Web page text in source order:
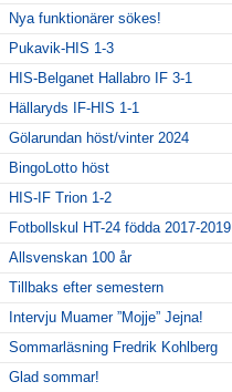
Nya funktionärer sökes!
Pukavik-HIS 1-3
HIS-Belganet Hallabro IF 3-1
Hällaryds IF-HIS 1-1
Gölarundan höst/vinter 2024
BingoLotto höst
HIS-IF Trion 1-2
Fotbollskul HT-24 födda 2017-2019
Allsvenskan 100 år
Tillbaks efter semestern
Intervju Muamer ”Mojje” Jejna!
Sommarläsning Fredrik Kohlberg
Glad sommar!